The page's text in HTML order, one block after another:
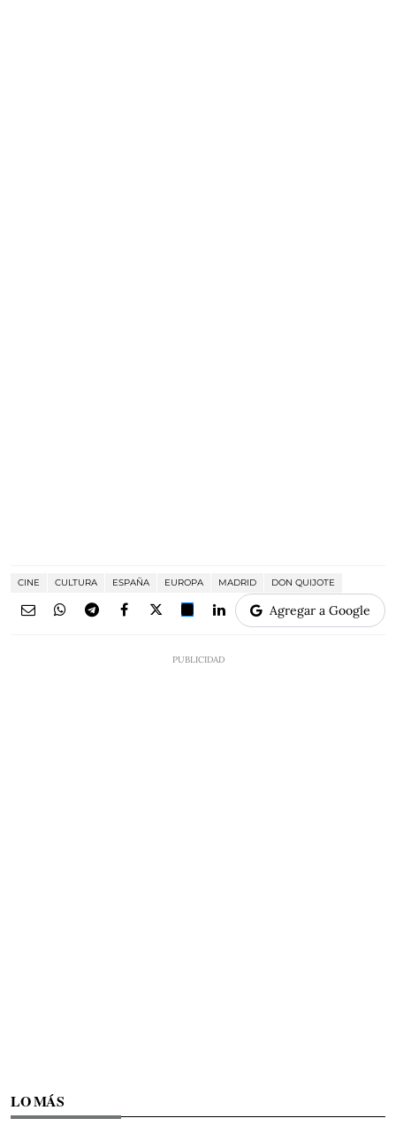
CINE CULTURA ESPAÑA EUROPA MADRID DON QUIJOTE
Agregar a Google
LO MÁS